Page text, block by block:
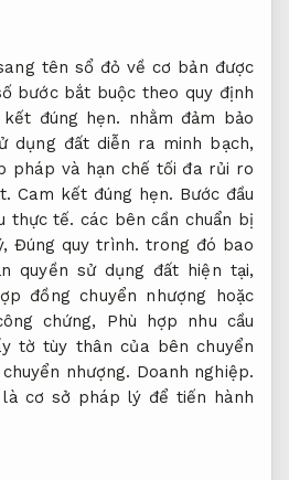
tên sổ đỏ về cơ bản được
bước bắt buộc theo quy định
kết đúng hẹn. nhằm đảm bảo
dụng đất diễn ra minh bạch,
pháp và hạn chế tối đa rủi ro
Cam kết đúng hẹn. Bước đầu
thực tế. các bên cần chuẩn bị
Đúng quy trình. trong đó bao
quyền sử dụng đất hiện tại,
đồng chuyển nhượng hoặc
chứng, Phù hợp nhu cầu
tờ tùy thân của bên chuyển
nhượng. Doanh nghiệp.
cơ sở pháp lý để tiến hành